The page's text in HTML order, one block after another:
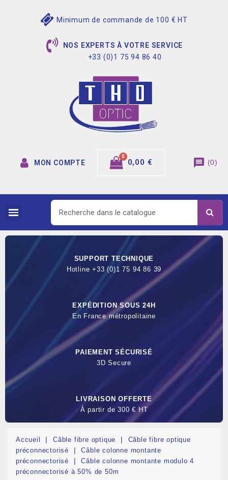
Minimum de commande de 100 € HT
NOS EXPERTS À VOTRE SERVICE
+33 (0)1 75 94 86 40
MON COMPTE 0,00 € message (0)
SUPPORT TECHNIQUE
Hotline +33 (0)1 75 94 86 39
EXPÉDITION SOUS 24H
En France métropolitaine
PAIEMENT SÉCURISÉ
3D Secure
LIVRAISON OFFERTE
À partir de 300 € HT
Accueil Câble fibre optique
Câble fibre optique
préconnectorisé
Câble colonne montante
préconnectorisé
Câble colonne montante modulo 4
préconnectorisé à 50% de 50m